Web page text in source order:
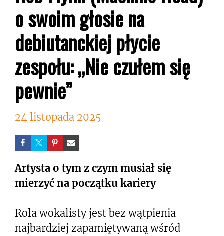
o swoim głosie na
debiutanckiej płycie
zespołu: „Nie czułem się
pewnie”
24 listopada 2025
Artysta o tym z czym musiał się
mierzyć na początku kariery
Rola wokalisty jest bez wątpienia
najbardziej zapamiętywaną wśród